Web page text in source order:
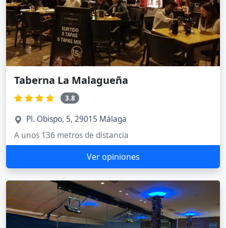
Taberna La Malagueña
3.8
Pl. Obispo, 5, 29015 Málaga
A unos 136 metros de distancia
Ver opiniones